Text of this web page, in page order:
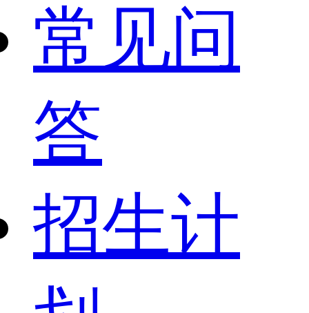
常见问
答
招生计